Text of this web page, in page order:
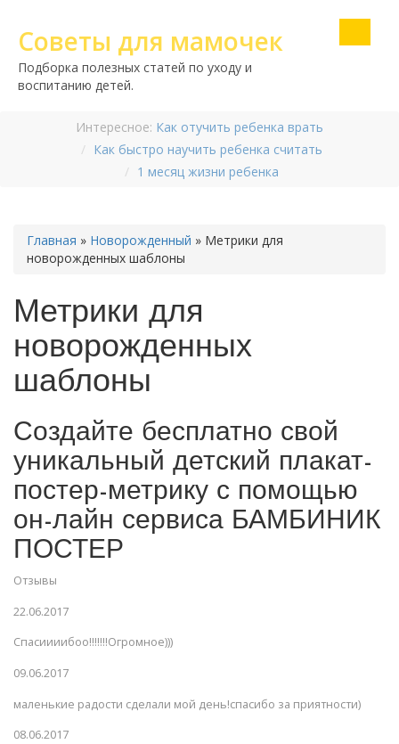
Советы для мамочек
Подборка полезных статей по уходу и
воспитанию детей.
Интересное: Как отучить ребенка врать
Как быстро научить ребенка считать
1 месяц жизни ребенка
Главная » Новорожденный » Метрики для
новорожденных шаблоны
Метрики для
новорожденных
шаблоны
Создайте бесплатно свой
уникальный детский плакат-
постер-метрику с помощью
он-лайн сервиса БАМБИНИК
ПОСТЕР
Отзывы
22.06.2017
Спасиииибоо!!!!!!!Огромное)))
09.06.2017
маленькие радости сделали мой день!спасибо за приятности)
08.06.2017